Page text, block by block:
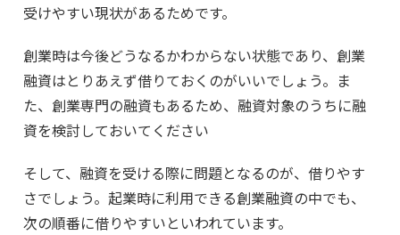
受けやすい現状があるためです。
創業時は今後どうなるかわからない状態であり、創業
融資はとりあえず借りておくのがいいでしょう。ま
た、創業専門の融資もあるため、融資対象のうちに融
資を検討しておいてください
そして、融資を受ける際に問題となるのが、借りやす
さでしょう。起業時に利用できる創業融資の中でも、
次の順番に借りやすいといわれています。